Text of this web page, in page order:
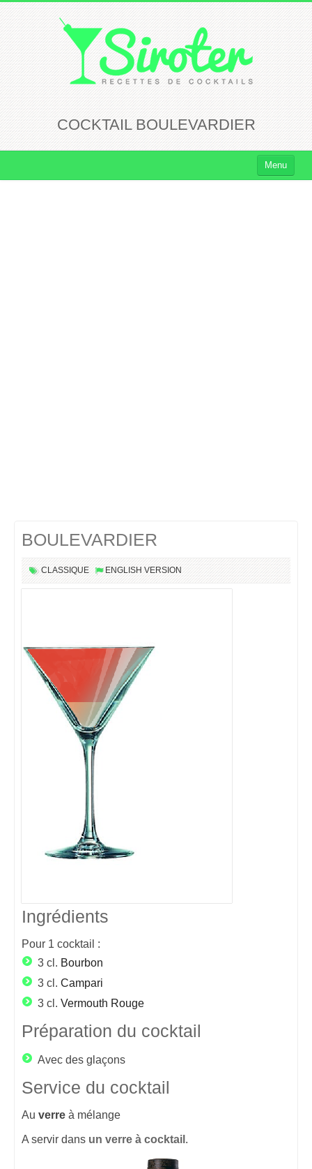
COCKTAIL BOULEVARDIER
Menu
BOULEVARDIER
CLASSIQUE ENGLISH VERSION
Ingrédients
Pour 1 cocktail :
3 cl. Bourbon
3 cl. Campari
3 cl. Vermouth Rouge
Préparation du cocktail
Avec des glaçons
Service du cocktail
Au verre à mélange
A servir dans un verre à cocktail .